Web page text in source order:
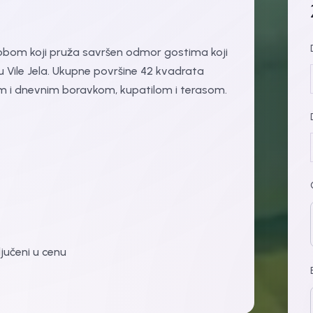
koji pruža savršen odmor gostima koji
Jela. Ukupne površine 42 kvadrata
i dnevnim boravkom, kupatilom i terasom.
u cenu